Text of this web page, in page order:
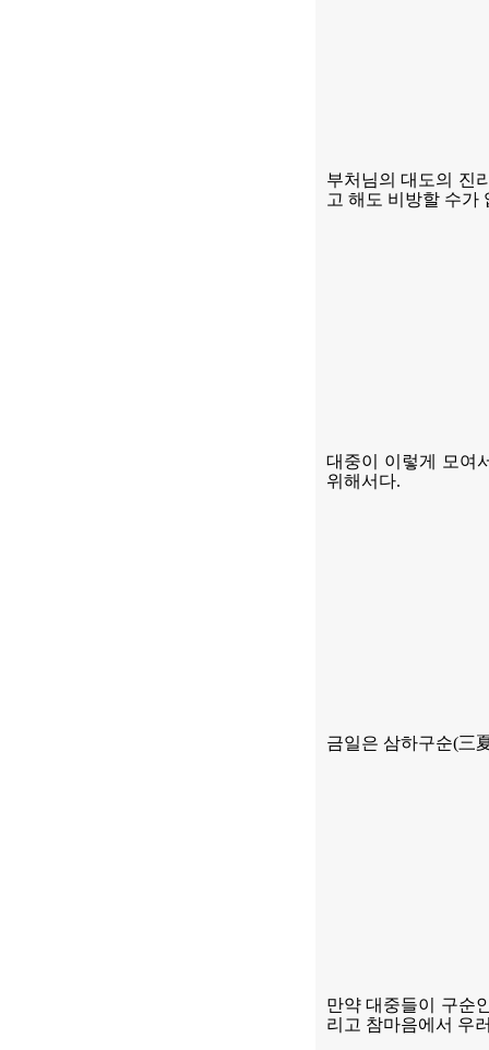
부처님의 대도의 진
고 해도 비방할 수가
대중이 이렇게 모여
위해서다.
금일은 삼하구순(三
만약 대중들이 구순
리고 참마음에서 우